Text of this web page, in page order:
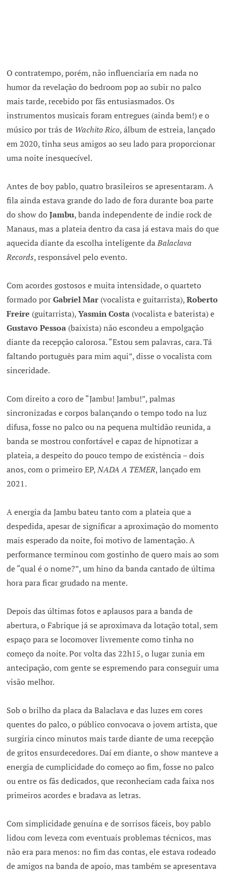
O contratempo, porém, não influenciaria em nada no
humor da revelação do bedroom pop ao subir no palco
mais tarde, recebido por fãs entusiasmados. Os
instrumentos musicais foram entregues (ainda bem!) e o
músico por trás de Wachito Rico, álbum de estreia, lançado
em 2020, tinha seus amigos ao seu lado para proporcionar
uma noite inesquecível.
Antes de boy pablo, quatro brasileiros se apresentaram. A
fila ainda estava grande do lado de fora durante boa parte
do show doJambu, banda independente de indie rock de
Manaus, mas a plateia dentro da casa já estava mais do que
aquecida diante da escolha inteligente daBalaclava
Records, responsável pelo evento.
Com acordes gostosos e muita intensidade, o quarteto
formado porGabriel Mar (vocalista e guitarrista),Roberto
Freire (guitarrista),Yasmin Costa (vocalista e baterista) e
Gustavo Pessoa (baixista) não escondeu a empolgação
diante da recepção calorosa. “Estou sem palavras, cara. Tá
faltando português para mim aqui”, disse o vocalista com
sinceridade.
Com direito a coro de “Jambu! Jambu!”, palmas
sincronizadas e corpos balançando o tempo todo na luz
difusa, fosse no palco ou na pequena multidão reunida, a
banda se mostrou confortável e capaz de hipnotizar a
plateia, a despeito do pouco tempo de existência – dois
anos, com o primeiro EP,NADA A TEMER, lançado em
2021.
A energia da Jambu bateu tanto com a plateia que a
despedida, apesar de significar a aproximação do momento
mais esperado da noite, foi motivo de lamentação. A
performance terminou com gostinho de quero mais ao som
de “qual é o nome?”, um hino da banda cantado de última
hora para ficar grudado na mente.
Depois das últimas fotos e aplausos para a banda de
abertura, o Fabrique já se aproximava da lotação total, sem
espaço para se locomover livremente como tinha no
começo da noite. Por volta das 22h15, o lugar zunia em
antecipação, com gente se espremendo para conseguir uma
visão melhor.
Sob o brilho da placa da Balaclava e das luzes em cores
quentes do palco, o público convocava o jovem artista, que
surgiria cinco minutos mais tarde diante de uma recepção
de gritos ensurdecedores. Daí em diante, o show manteve a
energia de cumplicidade do começo ao fim, fosse no palco
ou entre os fãs dedicados, que reconheciam cada faixa nos
primeiros acordes e bradava as letras.
Com simplicidade genuína e de sorrisos fáceis, boy pablo
lidou com leveza com eventuais problemas técnicos, mas
não era para menos: no fim das contas, ele estava rodeado
de amigos na banda de apoio, mas também se apresentava